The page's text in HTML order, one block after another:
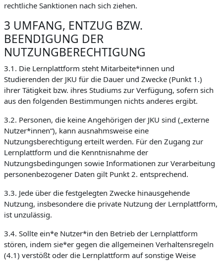
rechtliche Sanktionen nach sich ziehen.
3 UMFANG, ENTZUG BZW.
BEENDIGUNG DER
NUTZUNGBERECHTIGUNG
3.1. Die Lernplattform steht Mitarbeite*innen und
Studierenden der JKU für die Dauer und Zwecke (Punkt 1.)
ihrer Tätigkeit bzw. ihres Studiums zur Verfügung, sofern sich
aus den folgenden Bestimmungen nichts anderes ergibt.
3.2. Personen, die keine Angehörigen der JKU sind („externe
Nutzer*innen“), kann ausnahmsweise eine
Nutzungsberechtigung erteilt werden. Für den Zugang zur
Lernplattform und die Kenntnisnahme der
Nutzungsbedingungen sowie Informationen zur Verarbeitung
personenbezogener Daten gilt Punkt 2. entsprechend.
3.3. Jede über die festgelegten Zwecke hinausgehende
Nutzung, insbesondere die private Nutzung der Lernplattform,
ist unzulässig.
3.4. Sollte ein*e Nutzer*in den Betrieb der Lernplattform
stören, indem sie*er gegen die allgemeinen Verhaltensregeln
(4.1) verstößt oder die Lernplattform auf sonstige Weise